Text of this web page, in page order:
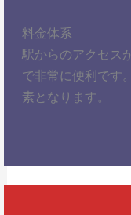
料金体系
駅からのアクセス
で非常に便利です
素となります。